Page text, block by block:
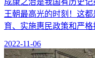
成康之治是我国有历史
王朝最高光的时刻！这
育、实施惠民政策和严格
2022-11-06